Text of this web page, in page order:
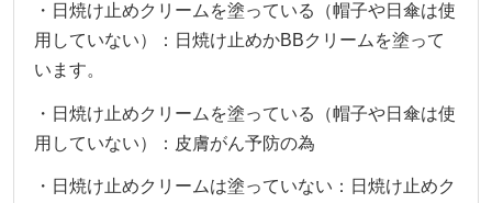
・日焼け止めクリームを塗っている（帽子や日傘は使
用していない）：日焼け止めかBBクリームを塗って
います。
・日焼け止めクリームを塗っている（帽子や日傘は使
用していない）：皮膚がん予防の為
・日焼け止めクリームは塗っていない：日焼け止めク